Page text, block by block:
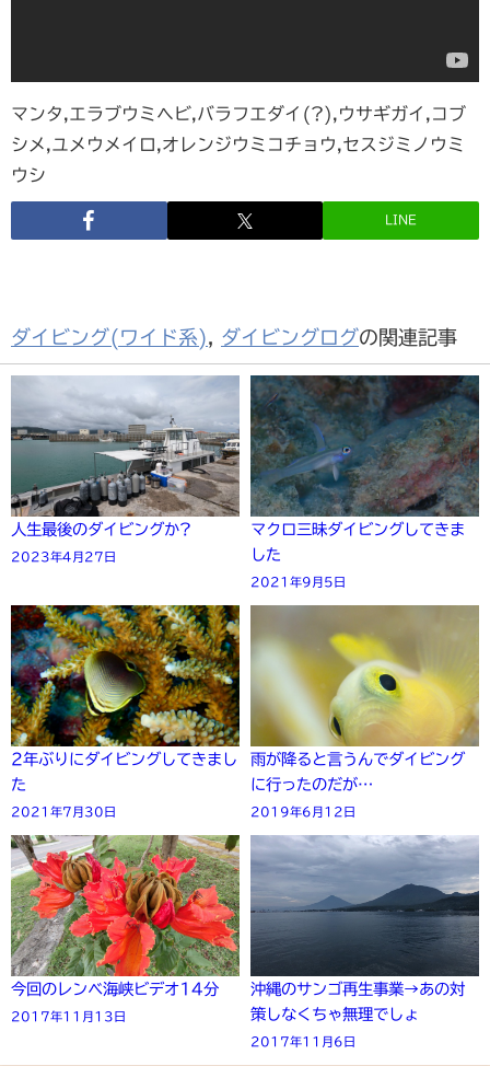
マンタ,エラブウミヘビ,バラフエダイ(?),ウサギガイ,コブ
シメ,ユメウメイロ,オレンジウミコチョウ,セスジミノウミ
ウシ
LINE
ダイビング(ワイド系) ダイビングログの関連記事
人生最後のダイビングか?
2023年4月27日
マクロ三昧ダイビングしてきま
した
2021年9月5日
2年ぶりにダイビングしてきまし
た
2021年7月30日
雨が降ると言うんでダイビング
に行ったのだが…
2019年6月12日
今回のレンベ海峡ビデオ14分
2017年11月13日
沖縄のサンゴ再生事業→あの対
策しなくちゃ無理でしょ
2017年11月6日